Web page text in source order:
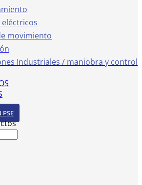
movimiento
Industriales / maniobra y control
PSE